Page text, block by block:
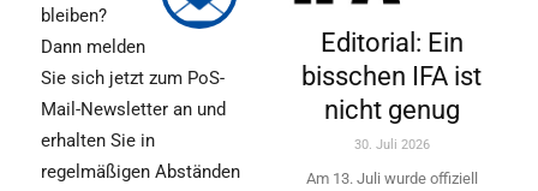
bleiben?
Dann melden
Sie sich jetzt zum PoS-
Mail-Newsletter an und
erhalten Sie in
regelmäßigen Abständen
Editorial: Ein
bisschen IFA ist
nicht genug
30. Juli 2026
Am 13. Juli wurde offiziell